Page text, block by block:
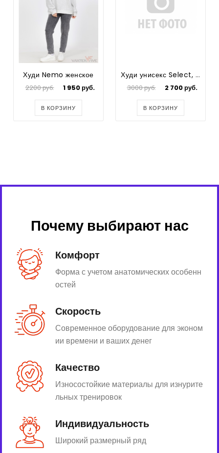
Худи Nemo женское
2200 руб. 1 950 руб.
В КОРЗИНУ
Худи унисекс Select, цвет серый
3000 руб. 2 700 руб.
В КОРЗИНУ
Почему выбирают нас
Комфорт
Форма с учетом анатомических особенн
остей
Скорость
Современное оборудование для эконом
ии времени и ваших денег
Качество
Износостойкие материалы для изнурите
льных тренировок
Индивидуальность
Широкий размерный ряд